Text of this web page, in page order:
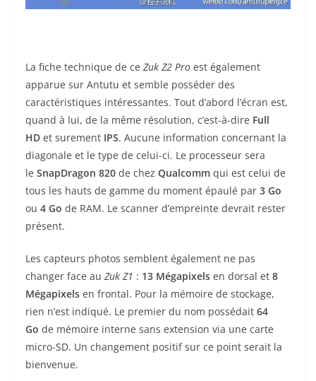
La fiche technique de ce Zuk Z2 Pro est également
apparue sur Antutu et semble posséder des
caractéristiques intéressantes. Tout d’abord l’écran est,
quand à lui, de la même résolution, c’est-à-dire Full
HD et surement IPS. Aucune information concernant la
diagonale et le type de celui-ci. Le processeur sera
le SnapDragon 820 de chez Qualcomm qui est celui de
tous les hauts de gamme du moment épaulé par 3 Go
ou 4 Go de RAM. Le scanner d’empreinte devrait rester
présent.
Les capteurs photos semblent également ne pas
changer face au Zuk Z1 : 13 Mégapixels en dorsal et 8
Mégapixels en frontal. Pour la mémoire de stockage,
rien n’est indiqué. Le premier du nom possédait 64
Go de mémoire interne sans extension via une carte
micro-SD. Un changement positif sur ce point serait la
bienvenue.